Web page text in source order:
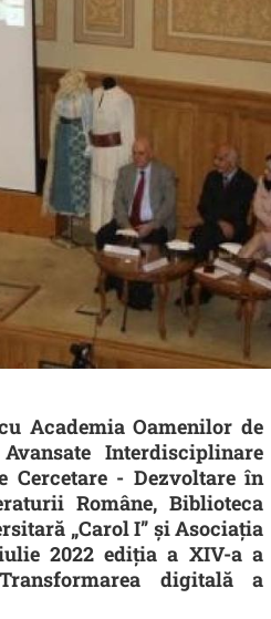
Academia Oamenilor de
Interdisciplinare
Cercetare - Dezvoltare în
Române, Biblioteca
„Carol I” și Asociația
2022 ediția a XIV-a a
digitală a